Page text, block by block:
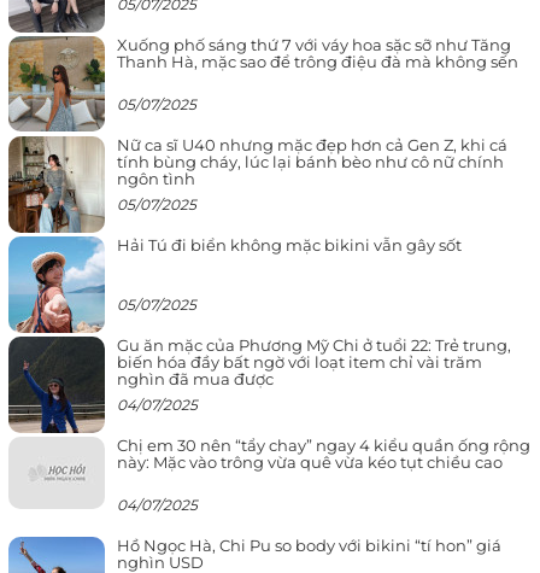
05/07/2025
Xuống phố sáng thứ 7 với váy hoa sặc sỡ như Tăng
Thanh Hà, mặc sao để trông điệu đà mà không sến
05/07/2025
Nữ ca sĩ U40 nhưng mặc đẹp hơn cả Gen Z, khi cá
tính bùng cháy, lúc lại bánh bèo như cô nữ chính
ngôn tình
05/07/2025
Hải Tú đi biển không mặc bikini vẫn gây sốt
05/07/2025
Gu ăn mặc của Phương Mỹ Chi ở tuổi 22: Trẻ trung,
biến hóa đầy bất ngờ với loạt item chỉ vài trăm
nghìn đã mua được
04/07/2025
Chị em 30 nên “tẩy chay” ngay 4 kiểu quần ống rộng
này: Mặc vào trông vừa quê vừa kéo tụt chiều cao
04/07/2025
Hồ Ngọc Hà, Chi Pu so body với bikini “tí hon” giá
nghìn USD